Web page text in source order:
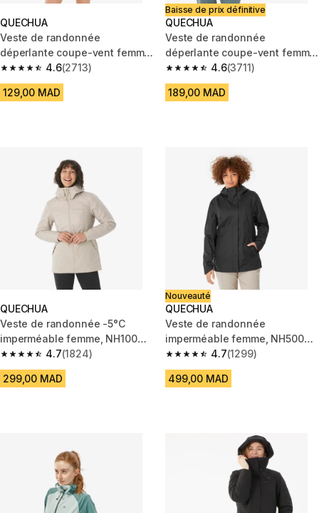
QUECHUA
Veste de randonnée
déperlante coupe-vent femme,
Raincut 1/2 Zip bleu
4.6
4.6 out of 5 stars from 2713 reviews
(2713)
129,00 MAD
Baisse de prix définitive
QUECHUA
Veste de randonnée
déperlante coupe-vent femme,
Raincut Full Zip blanc
4.6
4.6 out of 5 stars from 3711
(3711)
189,00 MAD
QUECHUA
Veste de randonnée -5°C
imperméable femme, NH100
beige
4.7
4.7 out of 5 stars from 1824 reviews
(1824)
299,00 MAD
Nouveauté
QUECHUA
Veste de randonnée
imperméable femme, NH500
noir
4.7
4.7 out of 5 stars from 1299
(1299)
499,00 MAD